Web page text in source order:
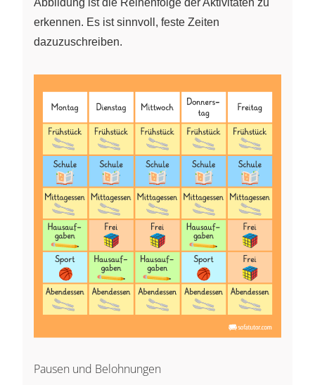
erkennen. Es ist sinnvoll, feste Zeiten
dazuzuschreiben.
Pausen und Belohnungen